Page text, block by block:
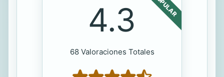
4.3
68 Valoraciones Totales